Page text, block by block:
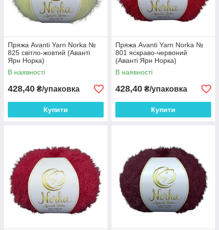
Пряжа Avanti Yarn Norka №
825 світло-жовтий (Аванті
Ярн Норка)
В наявності
428,40 ₴/упаковка
Купити
Пряжа Avanti Yarn Norka №
801 яскраво-червоний
(Аванті Ярн Норка)
В наявності
428,40 ₴/упаковка
Купити